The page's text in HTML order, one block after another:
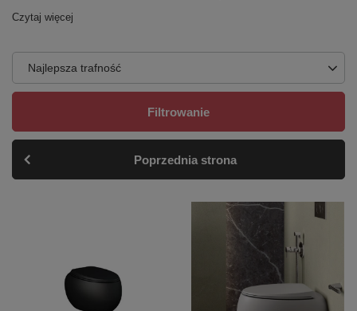
Czytaj więcej
Najlepsza trafność
Filtrowanie
Poprzednia strona